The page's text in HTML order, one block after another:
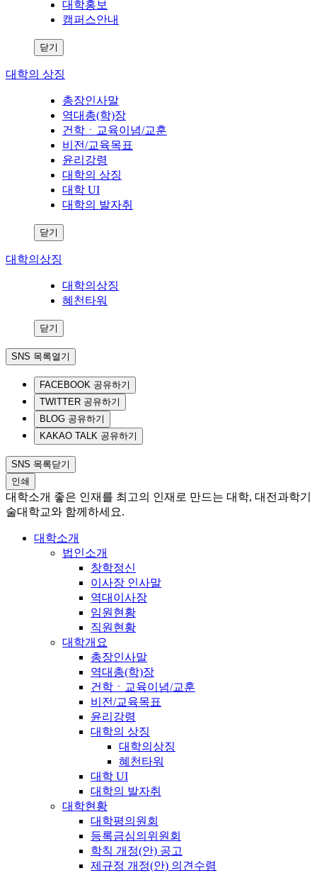
대학홍보
캠퍼스안내
닫기
대학의 상징
총장인사말
역대총(학)장
건학ㆍ교육이념/교훈
비전/교육목표
윤리강령
대학의 상징
대학 UI
대학의 발자취
닫기
대학의상징
대학의상징
혜천타워
닫기
SNS 목록열기
FACEBOOK 공유하기
TWITTER 공유하기
BLOG 공유하기
KAKAO TALK 공유하기
SNS 목록닫기
인쇄
대학소개 좋은 인재를 최고의 인재로 만드는 대학, 대전과학기
술대학교와 함께하세요.
대학소개
법인소개
창학정신
이사장 인사말
역대이사장
임원현황
직원현황
대학개요
총장인사말
역대총(학)장
건학ㆍ교육이념/교훈
비전/교육목표
윤리강령
대학의 상징
대학의상징
혜천타워
대학 UI
대학의 발자취
대학현황
대학평의원회
등록금심의위원회
학칙 개정(안) 공고
제규정 개정(안) 의견수렴